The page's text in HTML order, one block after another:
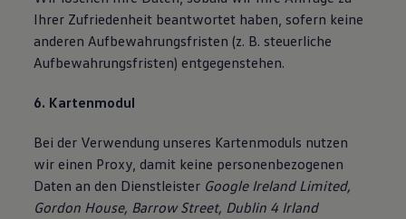
Ihrer Zufriedenheit beantwortet haben, sofern keine
anderen Aufbewahrungsfristen (z. B. steuerliche
Aufbewahrungsfristen) entgegenstehen.
6. Kartenmodul
Bei der Verwendung unseres Kartenmoduls nutzen
wir einen Proxy, damit keine personenbezogenen
Daten an den Dienstleister Google Ireland Limited,
Gordon House, Barrow Street, Dublin 4 Irland